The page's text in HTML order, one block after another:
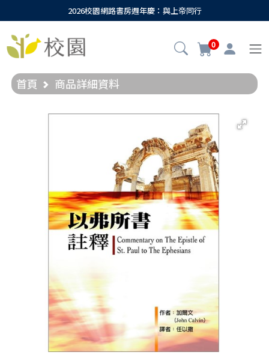
2026校園網路書房週年慶：與上帝同行
0
首頁 商品詳細資料